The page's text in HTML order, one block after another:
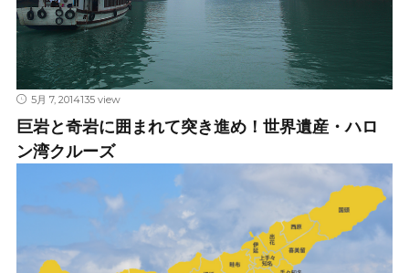
5月 7, 2014135 view
巨岩と奇岩に囲まれて突き進め！世界遺産・ハロ
ン湾クルーズ